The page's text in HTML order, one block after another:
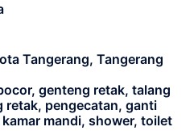
Tangerang, Tangerang
genteng retak, talang
retak, pengecatan, ganti
mandi, shower, toilet